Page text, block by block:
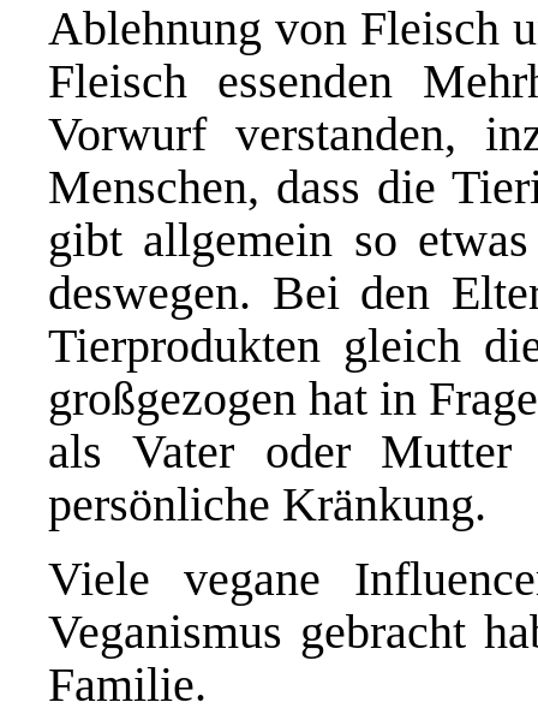
Ablehnung von Fleisch
Fleisch essenden
Vorwurf verstanden,
Menschen, dass die
gibt allgemein so
deswegen. Bei den
Tierprodukten gleich
großgezogen hat in
als Vater oder
persönliche Kränkung.
Viele vegane
Veganismus gebracht
Familie.